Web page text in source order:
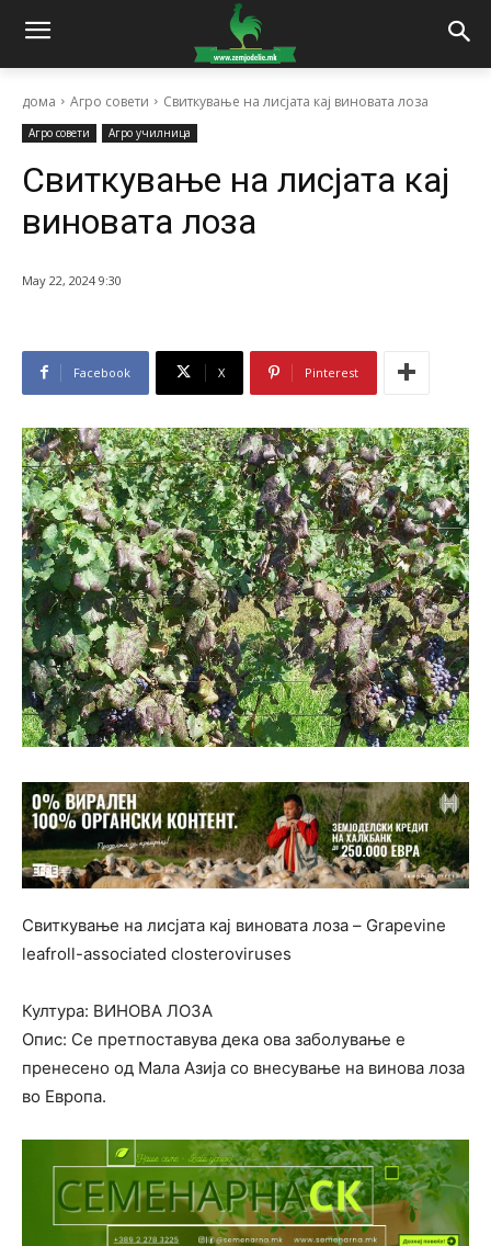
дома Агро совети Свиткување на лисјата кај виновата лоза
Агро совети Агро училница
Свиткување на лисјата кај
виновата лоза
May 22, 2024 9:30
Facebook X Pinterest
Свиткување на лисјата кај виновата лоза – Grapevine
leafroll-associated closteroviruses
Култура: ВИНОВА ЛОЗА
Опис: Се претпоставува дека ова заболување е
пренесено од Мала Азија со внесување на винова лоза
во Европа.